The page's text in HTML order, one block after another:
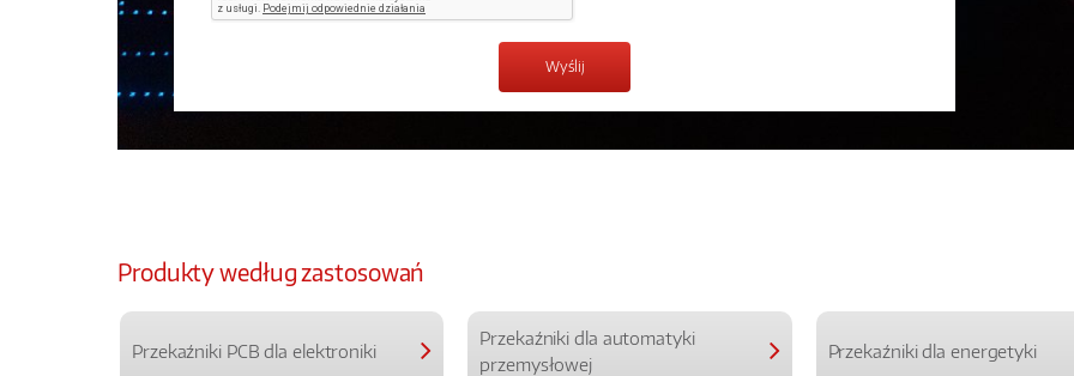
Produkty według zastosowań
Przekaźniki PCB dla elektroniki
Przekaźniki dla automatyki
przemysłowej
Przekaźniki dla energetyki